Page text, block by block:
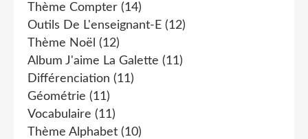
Thème Compter (14)
Outils De L'enseignant-E (12)
Thème Noël (12)
Album J'aime La Galette (11)
Différenciation (11)
Géométrie (11)
Vocabulaire (11)
Thème Alphabet (10)